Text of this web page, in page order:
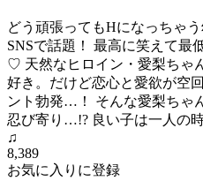
どう頑張ってもHになっちゃ
SNSで話題！ 最高に笑えて最
♡ 天然なヒロイン・愛梨ちゃ
好き。だけど恋心と愛欲が空
ント勃発…！ そんな愛梨ちゃ
忍び寄り…!? 良い子は一人の
♫
8,389
お気に入りに登録